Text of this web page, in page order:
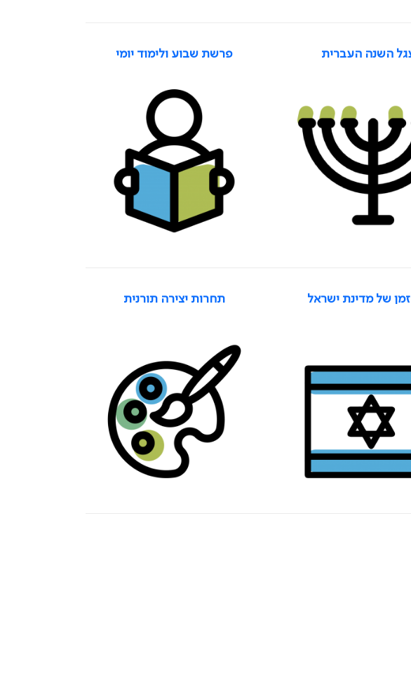
השנה העברית פרשת שבוע ולימוד יומי
של מדינת ישראל תחרות יצירה תורנית